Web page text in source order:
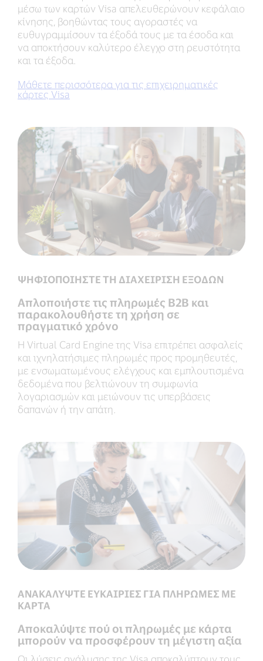
μέσω των καρτών Visa απελευθερώνουν κεφάλαιο
κίνησης, βοηθώντας τους αγοραστές να
ευθυγραμμίσουν τα έξοδά τους με τα έσοδα και
να αποκτήσουν καλύτερο έλεγχο στη ρευστότητα
και τα έξοδα.
Μάθετε περισσότερα για τις επιχειρηματικές
κάρτες Visa
ΨΗΦΙΟΠΟΙΗΣΤΕ ΤΗ ΔΙΑΧΕΙΡΙΣΗ ΕΞΟΔΩΝ
Απλοποιήστε τις πληρωμές B2B και
παρακολουθήστε τη χρήση σε
πραγματικό χρόνο
Η Virtual Card Engine της Visa επιτρέπει ασφαλείς
και ιχνηλατήσιμες πληρωμές προς προμηθευτές,
με ενσωματωμένους ελέγχους και εμπλουτισμένα
δεδομένα που βελτιώνουν τη συμφωνία
λογαριασμών και μειώνουν τις υπερβάσεις
δαπανών ή την απάτη.
ΑΝΑΚΑΛΥΨΤΕ ΕΥΚΑΙΡΙΕΣ ΓΙΑ ΠΛΗΡΩΜΕΣ ΜΕ
ΚΑΡΤΑ
Αποκαλύψτε πού οι πληρωμές με κάρτα
μπορούν να προσφέρουν τη μέγιστη αξία
Οι λύσεις ανάλυσης της Visa αποκαλύπτουν τους